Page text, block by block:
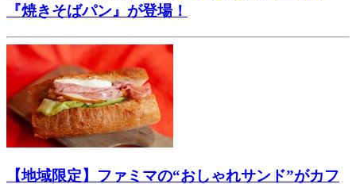
『焼きそばパン』が登場！
【地域限定】ファミマの“おしゃれサンド”がカフ